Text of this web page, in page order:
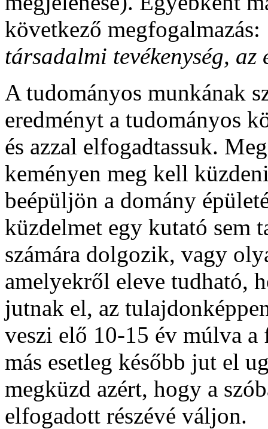
következő megfogalmazás:
társadalmi tevékenység,
A tudományos munkának
eredményt a tudományos
és azzal elfogadtassuk.
keményen meg kell
beépüljön a domány
küzdelmet egy kutató sem
számára dolgozik, vagy
amelyekről eleve tudható,
jutnak el, az
veszi elő 10-15 év múlva
más esetleg később jut el
megküzd azért, hogy a
elfogadott részévé váljon.